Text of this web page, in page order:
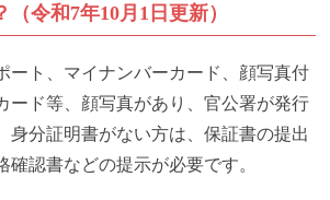
令和7年10月1日更新）
ート、マイナンバーカード、顔写真付
ード等、顔写真があり、官公署が発行
身分証明書がない方は、保証書の提出
確認書などの提示が必要です。